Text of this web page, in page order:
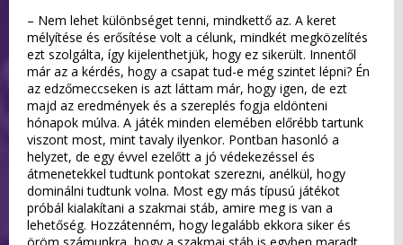
– Nem lehet különbséget tenni, mindkettő az. A keret
mélyítése és erősítése volt a célunk, mindkét megközelítés
ezt szolgálta, így kijelenthetjük, hogy ez sikerült. Innentől
már az a kérdés, hogy a csapat tud-e még szintet lépni? Én
az edzőmeccseken is azt láttam már, hogy igen, de ezt
majd az eredmények és a szereplés fogja eldönteni
hónapok múlva. A játék minden elemében előrébb tartunk
viszont most, mint tavaly ilyenkor. Pontban hasonló a
helyzet, de egy évvel ezelőtt a jó védekezéssel és
átmenetekkel tudtunk pontokat szerezni, anélkül, hogy
dominálni tudtunk volna. Most egy más típusú játékot
próbál kialakítani a szakmai stáb, amire meg is van a
lehetőség. Hozzátenném, hogy legalább ekkora siker és
öröm számunkra, hogy a szakmai stáb is egyben maradt.